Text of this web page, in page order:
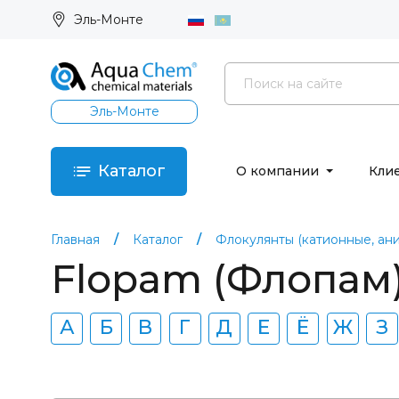
Эль-Монте
Эль-Монте
Каталог О компании
Главная Каталог Флокулянты (катионные,
Flopam
А Б В Г Д Е Ё Ж З